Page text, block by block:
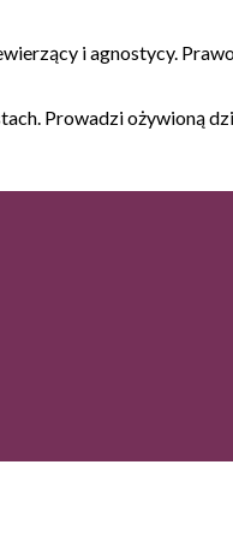
i agnostycy.
Prowadzi ożywioną